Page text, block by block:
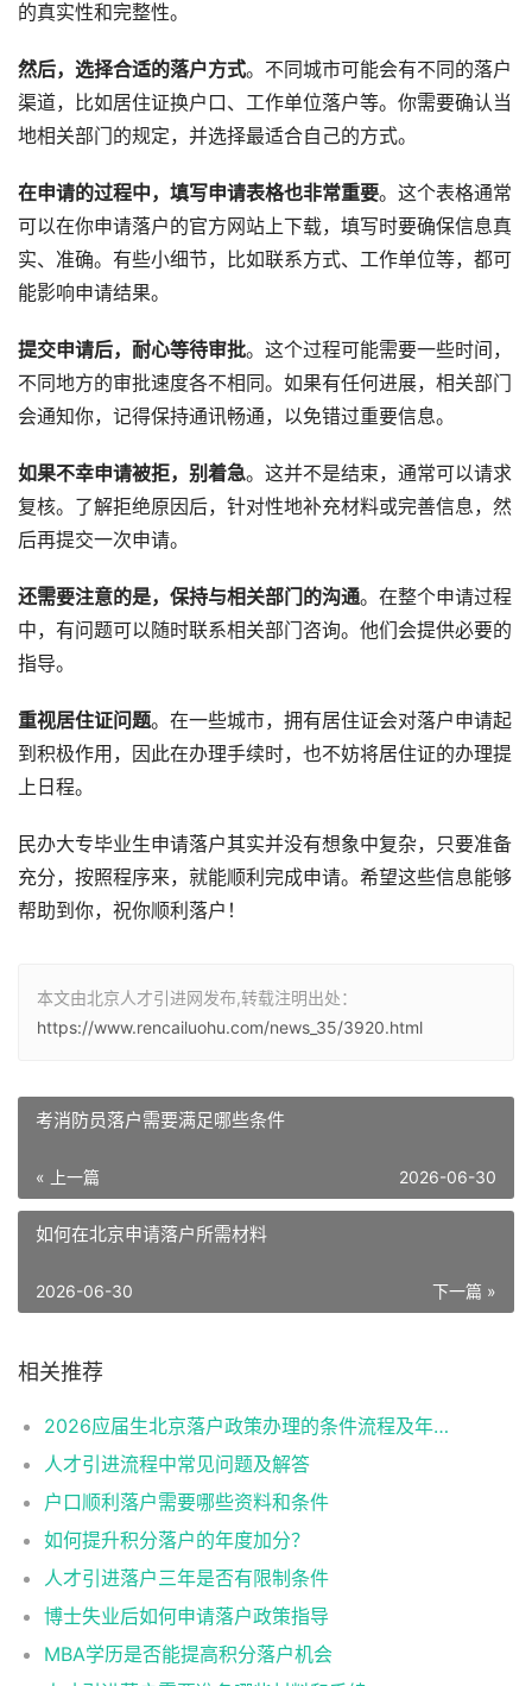
的真实性和完整性。
然后，选择合适的落户方式。不同城市可能会有不同的落户
渠道，比如居住证换户口、工作单位落户等。你需要确认当
地相关部门的规定，并选择最适合自己的方式。
在申请的过程中，填写申请表格也非常重要。这个表格通常
可以在你申请落户的官方网站上下载，填写时要确保信息真
实、准确。有些小细节，比如联系方式、工作单位等，都可
能影响申请结果。
提交申请后，耐心等待审批。这个过程可能需要一些时间，
不同地方的审批速度各不相同。如果有任何进展，相关部门
会通知你，记得保持通讯畅通，以免错过重要信息。
如果不幸申请被拒，别着急。这并不是结束，通常可以请求
复核。了解拒绝原因后，针对性地补充材料或完善信息，然
后再提交一次申请。
还需要注意的是，保持与相关部门的沟通。在整个申请过程
中，有问题可以随时联系相关部门咨询。他们会提供必要的
指导。
重视居住证问题。在一些城市，拥有居住证会对落户申请起
到积极作用，因此在办理手续时，也不妨将居住证的办理提
上日程。
民办大专毕业生申请落户其实并没有想象中复杂，只要准备
充分，按照程序来，就能顺利完成申请。希望这些信息能够
帮助到你，祝你顺利落户！
本文由北京人才引进网发布,转载注明出处：
https://www.rencailuohu.com/news_35/3920.html
考消防员落户需要满足哪些条件
« 上一篇 2026-06-30
如何在北京申请落户所需材料
下一篇 »
2026-06-30
相关推荐
2026应届生北京落户政策办理的条件流程及年龄限制
人才引进流程中常见问题及解答
户口顺利落户需要哪些资料和条件
如何提升积分落户的年度加分？
人才引进落户三年是否有限制条件
博士失业后如何申请落户政策指导
MBA学历是否能提高积分落户机会